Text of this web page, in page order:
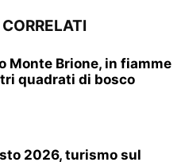
Monte Brione, in fiamme
quadrati di bosco
2026, turismo sul